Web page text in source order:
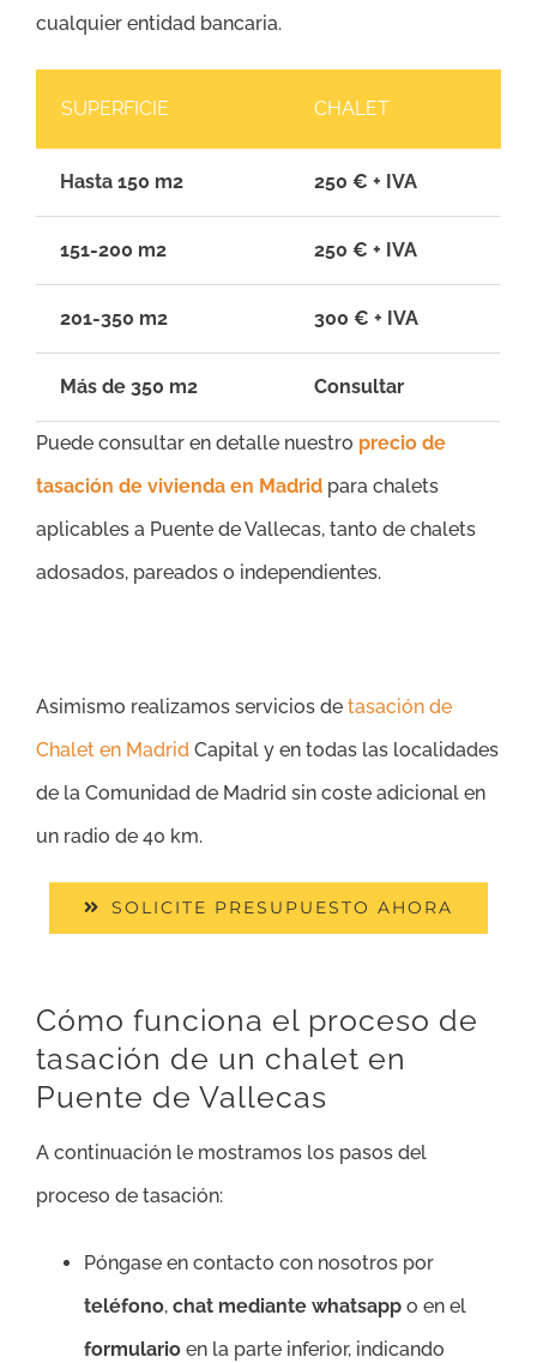
cualquier entidad bancaria.
SUPERFICIE CHALET
Hasta 150 m2 250 € + IVA
151-200 m2 250 € + IVA
201-350 m2 300 € + IVA
Más de 350 m2 Consultar
Puede consultar en detalle nuestro precio de
tasación de vivienda en Madrid para chalets
aplicables a Puente de Vallecas, tanto de chalets
adosados, pareados o independientes.
Asimismo realizamos servicios de tasación de
Chalet en Madrid Capital y en todas las localidades
de la Comunidad de Madrid sin coste adicional en
un radio de 40 km.
SOLICITE PRESUPUESTO AHORA
Cómo funciona el proceso de
tasación de un chalet en
Puente de Vallecas
A continuación le mostramos los pasos del
proceso de tasación:
Póngase en contacto con nosotros por
teléfono, chat mediante whatsapp o en el
formulario en la parte inferior, indicando